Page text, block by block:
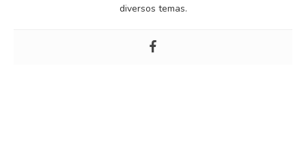
diversos temas.